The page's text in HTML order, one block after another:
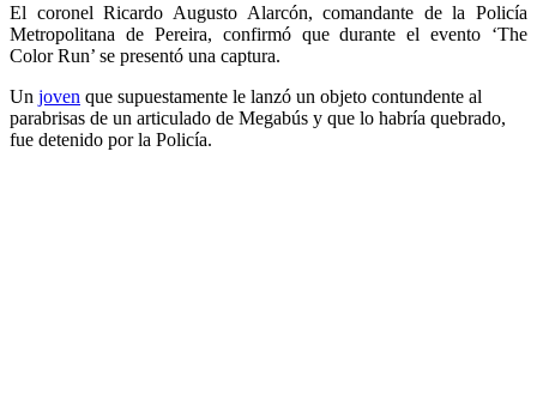
El coronel Ricardo Augusto Alarcón, comandante de la Policía
Metropolitana de Pereira, confirmó que durante el evento ‘The
Color Run’ se presentó una captura.
Un joven que supuestamente le lanzó un objeto contundente al
parabrisas de un articulado de Megabús y que lo habría quebrado,
fue detenido por la Policía.